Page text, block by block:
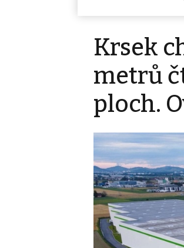
Krsek
metrů
ploch.